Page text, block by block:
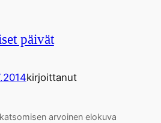
päivät
kirjoittanut
arvoinen elokuva